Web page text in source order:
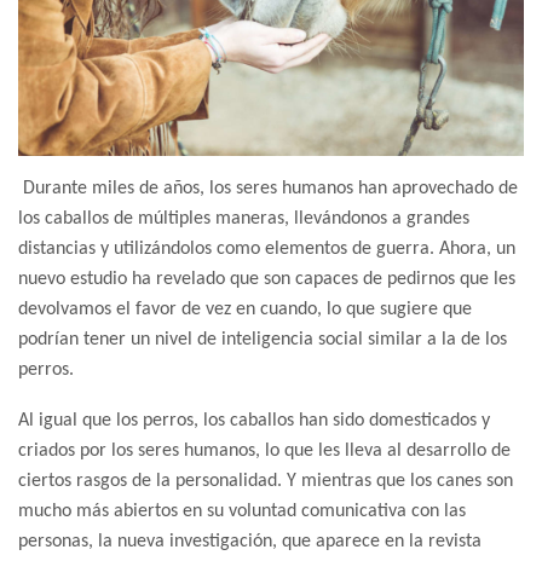
Durante miles de años, los seres humanos han aprovechado de
los caballos de múltiples maneras, llevándonos a grandes
distancias y utilizándolos como elementos de guerra. Ahora, un
nuevo estudio ha revelado que son capaces de pedirnos que les
devolvamos el favor de vez en cuando, lo que sugiere que
podrían tener un nivel de inteligencia social similar a la de los
perros.
Al igual que los perros, los caballos han sido domesticados y
criados por los seres humanos, lo que les lleva al desarrollo de
ciertos rasgos de la personalidad. Y mientras que los canes son
mucho más abiertos en su voluntad comunicativa con las
personas, la nueva investigación, que aparece en la revista